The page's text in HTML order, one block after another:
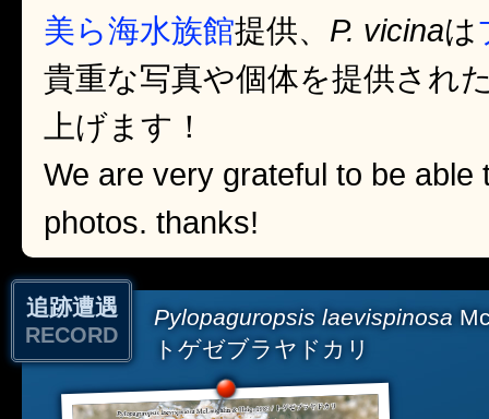
美ら海水族館提供、 P. vicinaは
貴重な写真や個体を提供され
上げます！
We are very grateful to be able
photos. thanks!
追跡遭遇
RECORD
Pylopaguropsis laevispinosa
トゲゼブラヤドカリ